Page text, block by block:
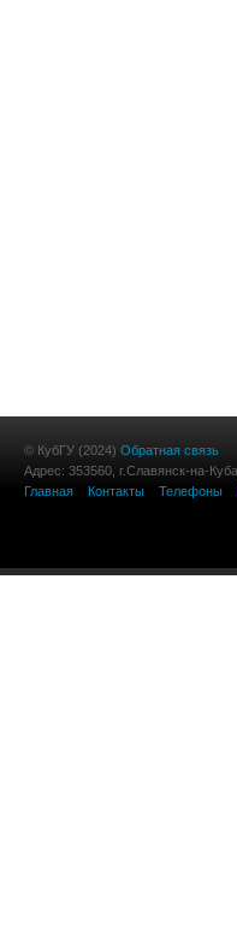
© КубГУ (2024) Обратная связь
Адрес: 353560, г.Славянск-на-
Главная
Контакты Телефоны